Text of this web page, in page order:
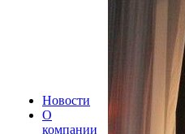
Новости
О
компании